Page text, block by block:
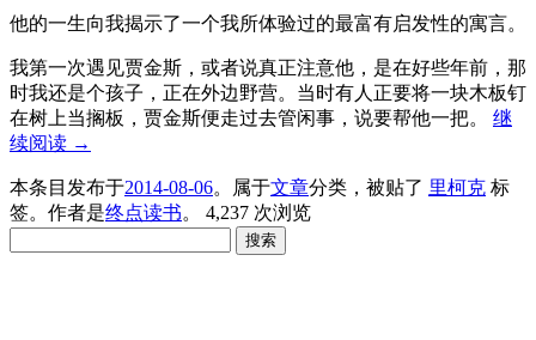
他的一生向我揭示了一个我所体验过的最富有启发性的寓言。
我第一次遇见贾金斯，或者说真正注意他，是在好些年前，那
时我还是个孩子，正在外边野营。当时有人正要将一块木板钉
在树上当搁板，贾金斯便走过去管闲事，说要帮他一把。 继
续阅读 →
本条目发布于2014-08-06。属于文章分类，被贴了 里柯克 标
签。 作者是终点读书。
4,237 次浏览